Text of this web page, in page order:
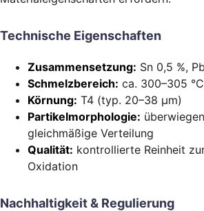
Technische Eigenschaften
Zusammensetzung: Sn 0,5 %,
Schmelzbereich: ca. 300–305 °C
Körnung: T4 (typ. 20–38 µm)
Partikelmorphologie:
gleichmäßige Verteilung
Qualität: kontrollierte Reinheit
Oxidation
Nachhaltigkeit & Regulierung